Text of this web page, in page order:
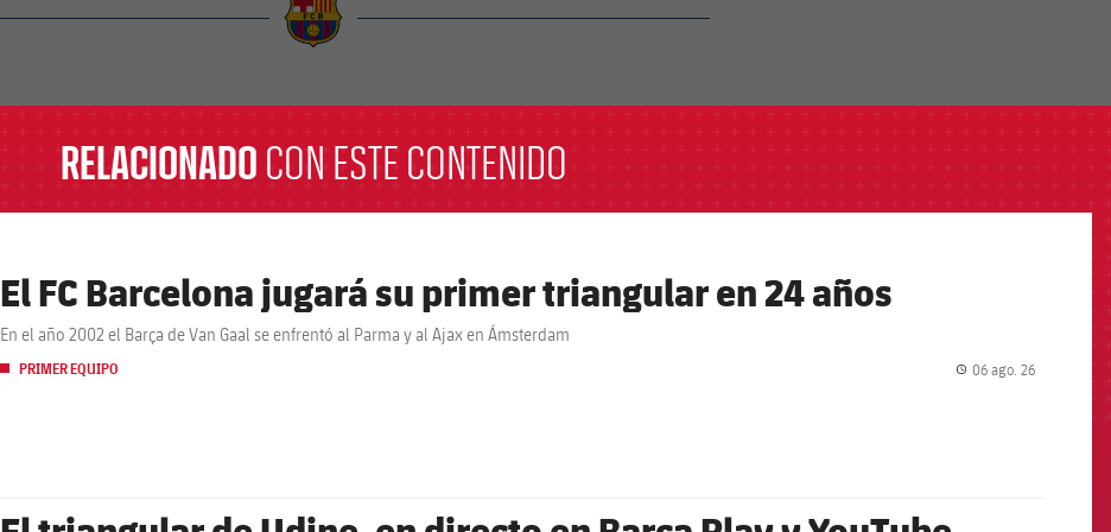
RELACIONADO CON ESTE CONTENIDO
El FC Barcelona jugará su primer triangular en 24 años
En el año 2002 el Barça de Van Gaal se enfrentó al Parma y al Ajax en Ámsterdam
PRIMER EQUIPO 06 ago. 26